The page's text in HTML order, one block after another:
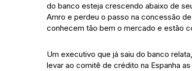
do banco esteja crescendo abaixo de
Amro e perdeu o passo na concessão
conhecem tão bem o mercado e estão
Um executivo que já saiu do banco
levar ao comitê de crédito na Espanha